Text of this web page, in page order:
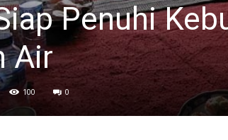
Penuhi
Air
100 0